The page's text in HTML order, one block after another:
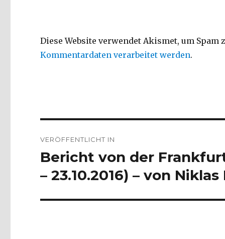
Diese Website verwendet Akismet, um Spam
Kommentardaten verarbeitet werden.
VERÖFFENTLICHT IN
Bericht von der
– 23.10.2016) – von